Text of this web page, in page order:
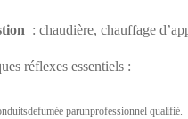
: chaudière, chauffage
réflexes essentiels :
parunprofessionnel qualifié.